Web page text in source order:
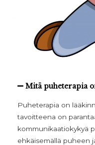
Mitä puheterapia
Puheterapia on
tavoitteena on
kommunikaatiokykyä
ehkäisemällä puheen